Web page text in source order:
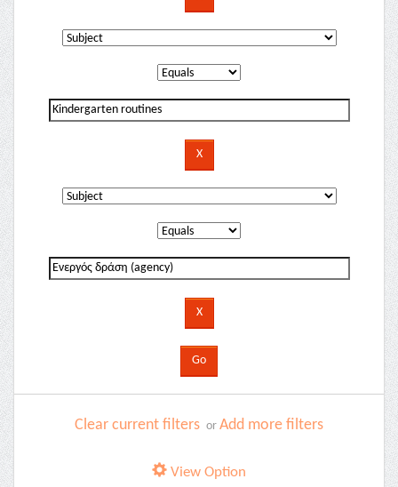
Clear current filters or Add more filters
View Option